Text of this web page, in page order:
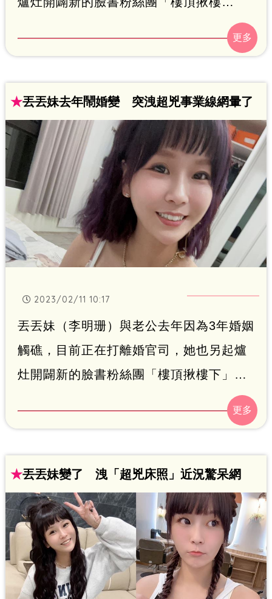
下」，至今超過20萬人追蹤，日前西洋情
人節當天，丟丟妹PO與另一名男子逛台中
生很像雙人組合「浩角翔起」的阿翔，引
發關注。林呈育報導
★丟丟妹去年鬧婚變 突洩超兇事業線網暈了
2023/02/11 10:17
丟丟妹（李明珊）與老公去年因為3年婚姻
觸礁，目前正在打離婚官司，她也另起爐
灶開闢新的臉書粉絲團「樓頂揪樓下」，
至今已有超過20萬人追蹤。許久未開直播
的她昨也公開頭髮剪短的新造型還染一頭
起熱議。蔡維歆報導
★丟丟妹變了 洩「超兇床照」近況驚呆網